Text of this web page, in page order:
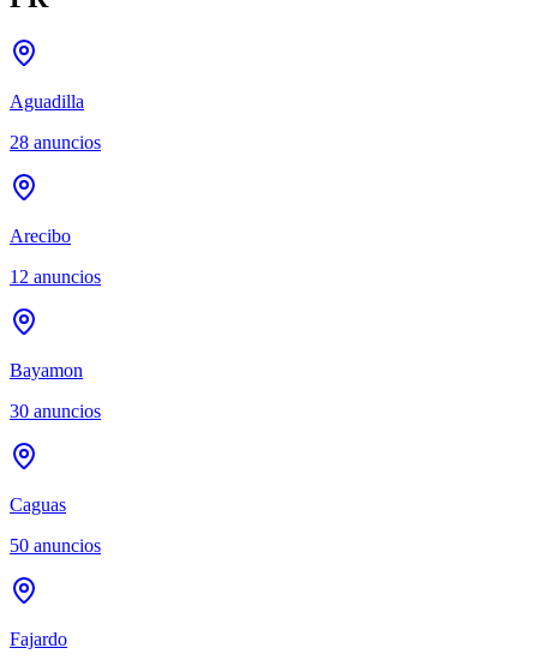
Aguadilla
28 anuncios
Arecibo
12 anuncios
Bayamon
30 anuncios
Caguas
50 anuncios
Fajardo